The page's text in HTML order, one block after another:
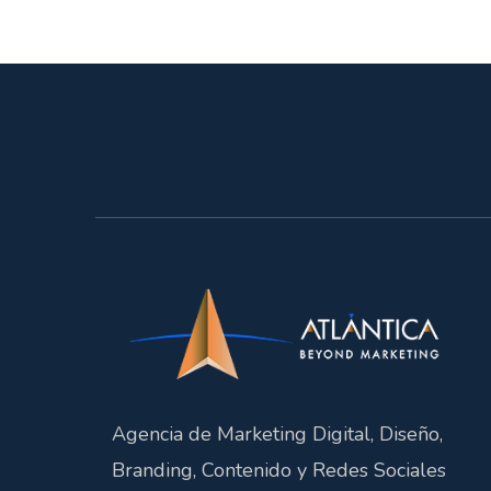
Agencia de Marketing Digital, Diseño,
Branding, Contenido y Redes Sociales